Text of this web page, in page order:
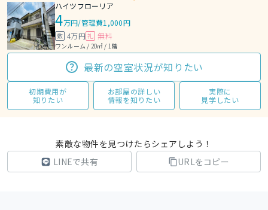
ハイツフローリア
4万円/管理費1,000円
敷 4万円 礼 無料
ワンルーム / 20㎡ / 1階
最新の空室状況が知りたい
初期費用が
知りたい
お部屋の詳しい
情報を知りたい
実際に
見学したい
素敵な物件を見つけたらシェアしよう！
LINEで共有
URLをコピー